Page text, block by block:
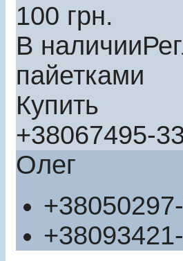
100 грн.
В наличии
пайетками
Купить
+38067495-
Олег
+38050
+38093